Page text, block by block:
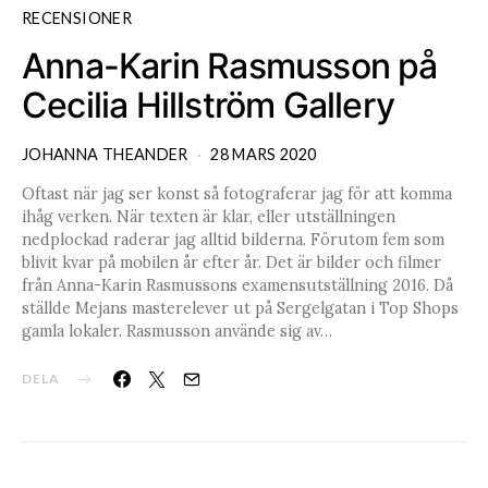
RECENSIONER
Anna-Karin Rasmusson på
Cecilia Hillström Gallery
JOHANNA THEANDER 28 MARS 2020
Oftast när jag ser konst så fotograferar jag för att komma
ihåg verken. När texten är klar, eller utställningen
nedplockad raderar jag alltid bilderna. Förutom fem som
blivit kvar på mobilen år efter år. Det är bilder och filmer
från Anna-Karin Rasmussons examensutställning 2016. Då
ställde Mejans masterelever ut på Sergelgatan i Top Shops
gamla lokaler. Rasmusson använde sig av…
DELA